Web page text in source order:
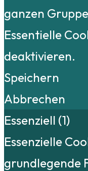
ganzen
Essentielle
deaktivieren.
Speichern
Abbrechen
Essenziell (1)
Essenzielle
grundlegende